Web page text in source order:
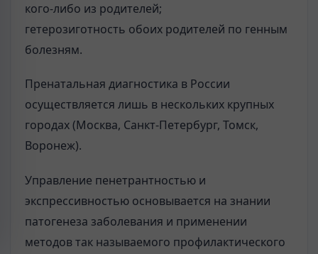
кого-либо из родителей;
гетерозиготность обоих родителей по генным
болезням.
Пренатальная диагностика в России
осуществляется лишь в нескольких крупных
городах (Москва, Санкт-Петербург, Томск,
Воронеж).
Управление пенетрантностью и
экспрессивностью основывается на знании
патогенеза заболевания и применении
методов так называемого профилактического